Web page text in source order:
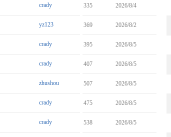
crady 335 2026/8/4
yz123 369 2026/8/2
crady 395 2026/8/5
crady 407 2026/8/5
zhushou 507 2026/8/5
crady 475 2026/8/5
crady 538 2026/8/5